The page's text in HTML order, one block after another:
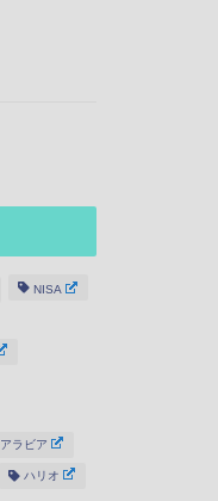
NISA
ラビア
ハリオ